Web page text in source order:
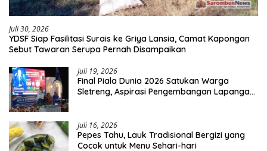
Juli 30, 2026
YDSF Siap Fasilitasi Surais ke Griya Lansia, Camat Kapongan
Sebut Tawaran Serupa Pernah Disampaikan
Juli 19, 2026
Final Piala Dunia 2026 Satukan Warga
Sletreng, Aspirasi Pengembangan Lapangan
Juli 16, 2026
Pepes Tahu, Lauk Tradisional Bergizi yang
Cocok untuk Menu Sehari-hari